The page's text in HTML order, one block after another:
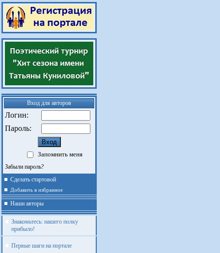
Вход для авторов
Логин:
Пароль:
Запомнить меня
Забыли пароль?
Сделать стартовой
Добавить в избранное
Наши авторы
Знакомьтесь: нашего полку
прибыло!
Первые шаги на портале